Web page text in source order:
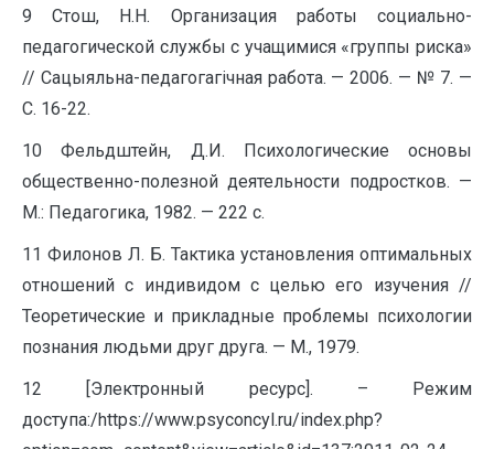
9 Стош, Н.Н. Организация работы социально-
педагогической службы с учащимися «группы риска»
// Сацыяльна-педагогагічная работа. — 2006. — № 7. —
С. 16-22.
10 Фельдштейн, Д.И. Психологические основы
общественно-полезной деятельности подростков. —
М.: Педагогика, 1982. — 222 с.
11 Филонов Л. Б. Тактика установления оптимальных
отношений с индивидом с целью его изучения //
Теоретические и прикладные проблемы психологии
познания людьми друг друга. — М., 1979.
12 [Электронный ресурс]. – Режим
доступа:/https://www.psyconcyl.ru/index.php?